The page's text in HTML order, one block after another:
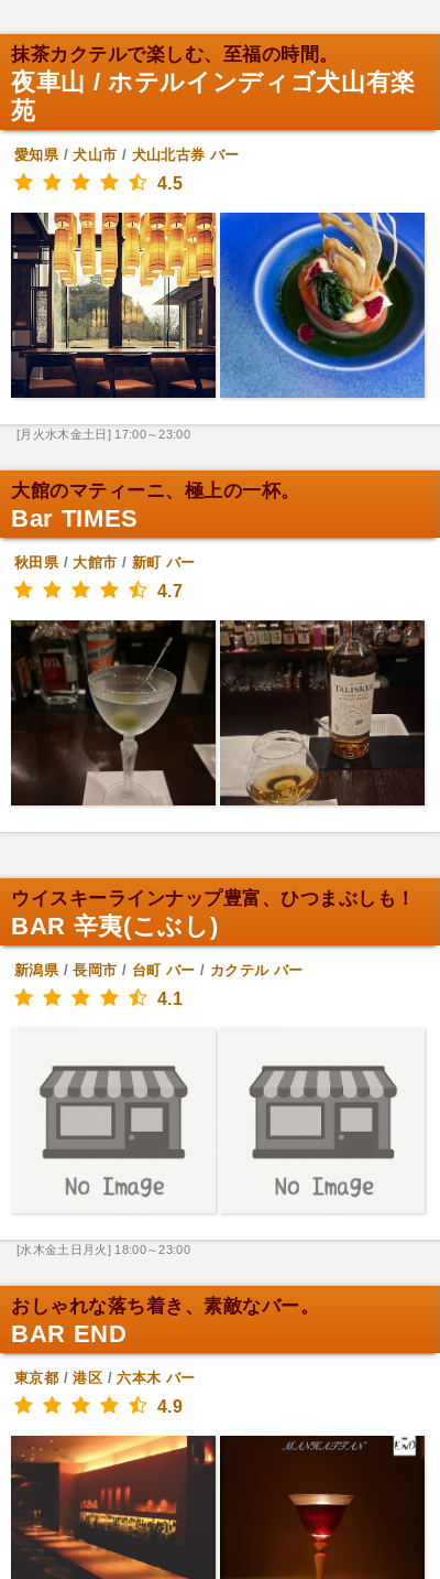
抹茶カクテルで楽しむ、至福の時間。
夜車山 / ホテルインディゴ犬山有楽
苑
愛知県/犬山市 / 犬山北古券 バー
4.5
[月火水木金土日] 17:00～23:00
大館のマティーニ、極上の一杯。
Bar TIMES
秋田県/大館市 / 新町 バー
4.7
ウイスキーラインナップ豊富、ひつまぶしも！
BAR 辛夷(こぶし)
新潟県/長岡市 / 台町 バー / カクテル バー
4.1
[水木金土日月火] 18:00～23:00
おしゃれな落ち着き、素敵なバー。
BAR END
東京都 /港区 /六本木 バー
4.9